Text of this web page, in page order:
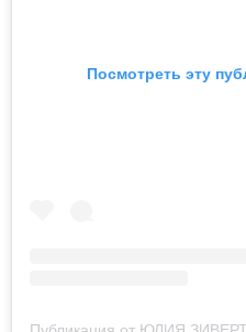
Посмотреть эту